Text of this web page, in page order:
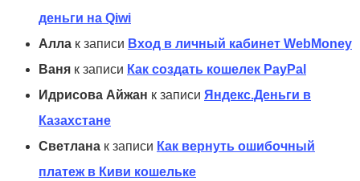
деньги на Qiwi
Алла к записи Вход в личный кабинет WebMoney
Ваня к записи Как создать кошелек PayPal
Идрисова Айжан к записи Яндекс.Деньги в
Казахстане
Светлана к записи Как вернуть ошибочный
платеж в Киви кошельке